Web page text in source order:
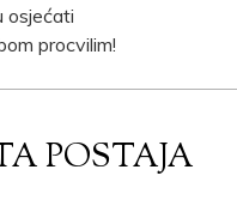
osjećati
procvilim!
POSTAJA